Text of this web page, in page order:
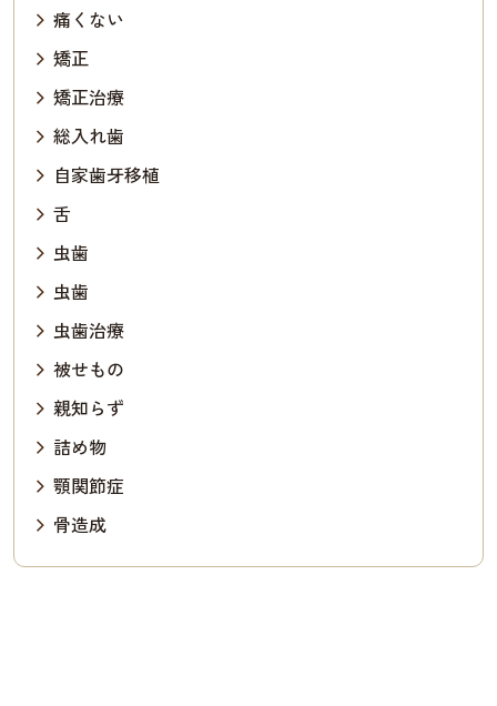
痛くない
矯正
矯正治療
総入れ歯
自家歯牙移植
舌
虫歯
虫歯
虫歯治療
被せもの
親知らず
詰め物
顎関節症
骨造成